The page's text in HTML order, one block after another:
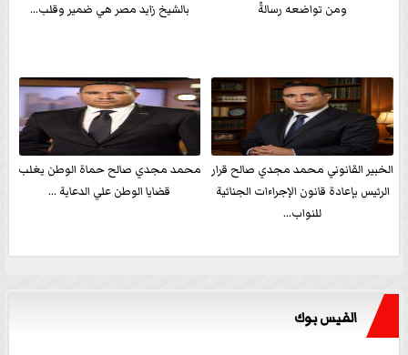
ومن تواضعه رسالةً
بالشيخ زايد مصر هي ضمير وقلب...
الخبير القانوني محمد مجدي صالح قرار
الرئيس بإعادة قانون الإجراءات الجنائية
للنواب...
محمد مجدي صالح حماة الوطن يغلب
قضايا الوطن علي الدعاية ...
الفيس بوك